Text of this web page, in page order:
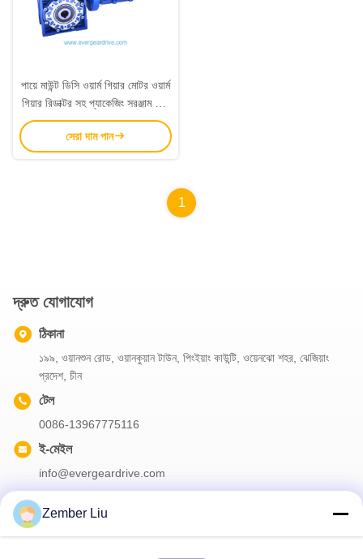
পায়ে মাউন্ট ডিসি ওয়ার্ম গিয়ার মোটর ওয়ার্ম
গিয়ার রিডাক্টর সহ প্যাকেজিং সরঞ্জাম এবং
স্বয়ংক্রিয় সমাবেশ লাইন জন্য নিখুঁত
সেরা দাম পান
1
দ্রুত যোগাযোগ
ঠিকানা
১৯৯, ওয়ানশুন রোড, ওয়ানকুয়ান টাউন, পিংইয়াং কাউন্টি, ওয়েনঝো শহর, ঝেজিয়াং
প্রদেশ, চীন
টেল
0086-13967775116
ই-মেইল
info@evergeardrive.com
Zember Liu